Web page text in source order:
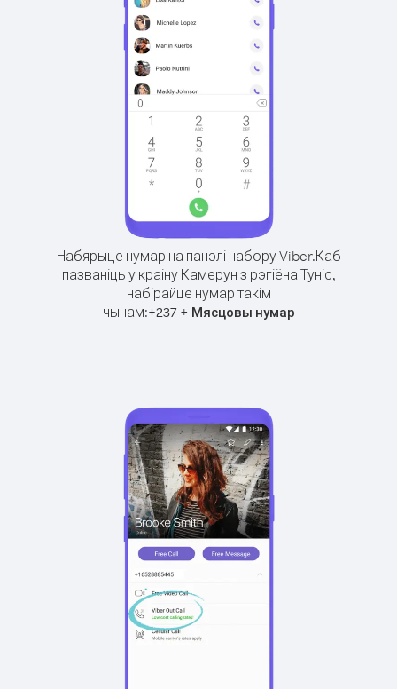
Набярыце нумар на панэлі набору Viber.Каб
пазваніць у краіну Камерун з рэгіёна Туніс,
набірайце нумар такім
чынам:+237+ Мясцовы нумар